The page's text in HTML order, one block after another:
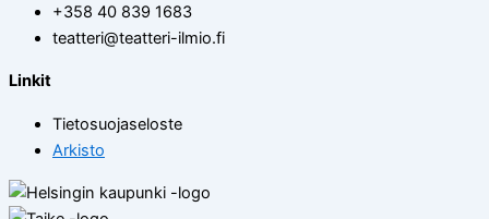
+358 40 839 1683
teatteri@teatteri-ilmio.fi
Linkit
Tietosuojaseloste
Arkisto